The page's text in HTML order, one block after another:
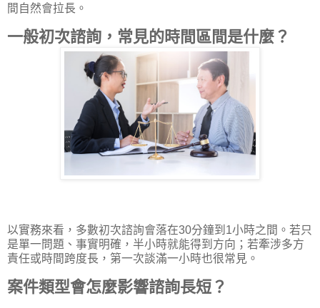
間自然會拉長。
一般初次諮詢，常見的時間區間是什麼？
以實務來看，多數初次諮詢會落在30分鐘到1小時之間。若只
是單一問題、事實明確，半小時就能得到方向；若牽涉多方
責任或時間跨度長，第一次談滿一小時也很常見。
案件類型會怎麼影響諮詢長短？